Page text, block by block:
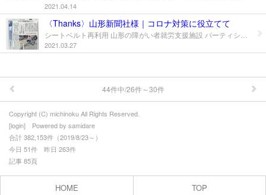
スペシャルサンクス
私たちについて
2021.04.14
〈Thanks〉山形新聞社様｜コロナ対策に役立てて
2021.03.27
44件中/26件～30件
Copyright (C) michinoku All Rights Reserved.
[login] Powered by samidare
合計 382,153件（2019/8/23～）
今日 51件 昨日 263件
記事 85頁
HOME TOP